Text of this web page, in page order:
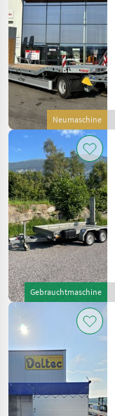
Neumaschine
Gebrauchtmaschine